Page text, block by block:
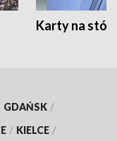
Karty na
GDAŃSK /
/ KIELCE /